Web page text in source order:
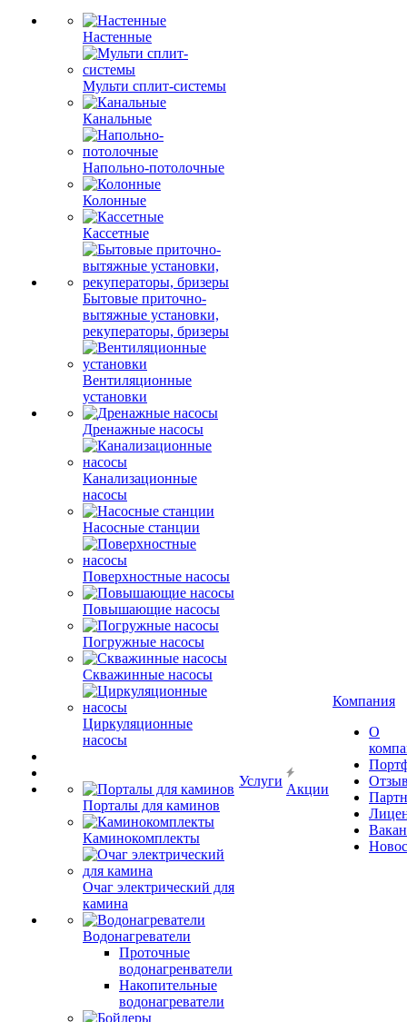
Настенные
Мульти сплит-системы
Канальные
Напольно-потолочные
Колонные
Кассетные
Бытовые приточно-
вытяжные установки,
рекуператоры, бризеры
Вентиляционные
установки
Дренажные насосы
Канализационные
насосы
Насосные станции
Поверхностные насосы
Повышающие насосы
Погружные насосы
Скважинные насосы
Циркуляционные
насосы
Порталы для каминов
Каминокомплекты
Очаг электрический для
камина
Водонагреватели
Проточные
водонагренватели
Накопительные
водонагреватели
Услуги
Акции
Компания
О